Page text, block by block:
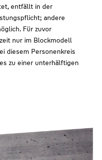
entfällt in der
andere
Für zuvor
nur im Blockmodell
diesem Personenkreis
zu einer unterhälftigen